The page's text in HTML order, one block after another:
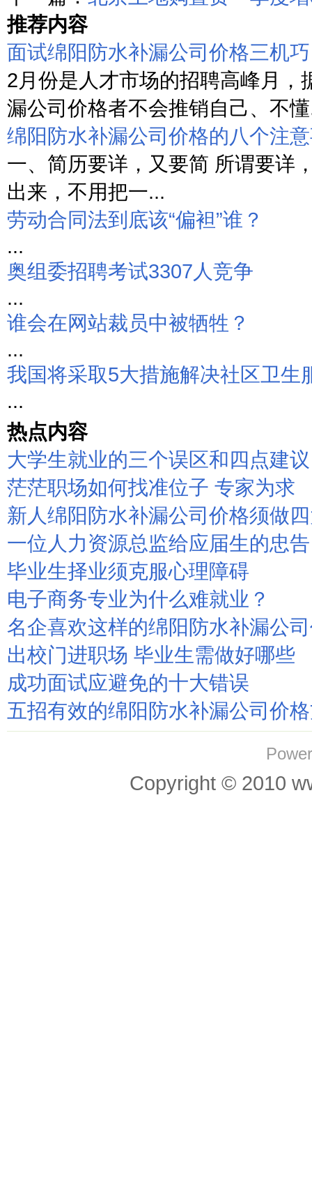
推荐内容
面试绵阳防水补漏公司价格三机巧
2月份是人才市场的招聘高峰月
漏公司价格者不会推销自己、不
绵阳防水补漏公司价格的八个注
一、简历要详，又要简 所谓要详
出来，不用把一...
劳动合同法到底该“偏袒”谁？
...
奥组委招聘考试3307人竞争
...
谁会在网站裁员中被牺牲？
...
我国将采取5大措施解决社区卫生
...
热点内容
大学生就业的三个误区和四点建议
茫茫职场如何找准位子 专家为求
新人绵阳防水补漏公司价格须做
一位人力资源总监给应届生的忠告
毕业生择业须克服心理障碍
电子商务专业为什么难就业？
名企喜欢这样的绵阳防水补漏公
出校门进职场 毕业生需做好哪些
成功面试应避免的十大错误
五招有效的绵阳防水补漏公司价
Copyright © 2010